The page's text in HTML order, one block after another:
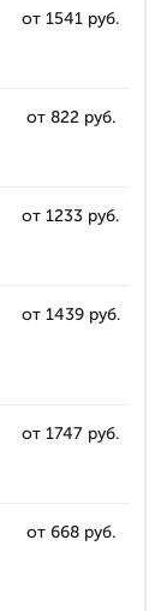
от 1541 руб.
от 822 руб.
от 1233 руб.
от 1439 руб.
от 1747 руб.
от 668 руб.